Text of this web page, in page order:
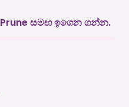
Prune සමඟ ඉගෙන ගන්න.